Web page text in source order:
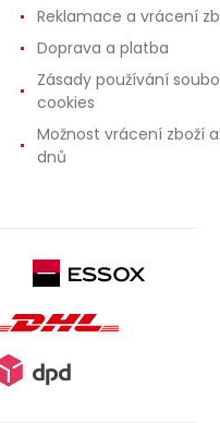
Reklamace a vrácení
Doprava a platba
Zásady používání
cookies
Možnost vrácení zboží
dnů